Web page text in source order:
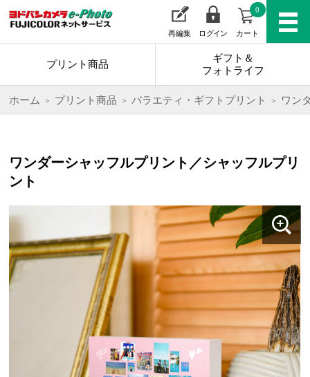
再編集 ログイン カート
0
プリント商品
ギフト＆
フォトライフ
ホーム プリント商品 バラエティ・ギフトプリント ワン
ワンダーシャッフルプリント／シャッフルプリ
ント